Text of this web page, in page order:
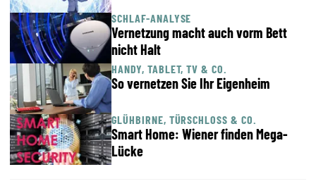
SCHLAF-ANALYSE
Vernetzung macht auch vorm Bett
nicht Halt
HANDY, TABLET, TV & CO.
So vernetzen Sie Ihr Eigenheim
GLÜHBIRNE, TÜRSCHLOSS & CO.
Smart Home: Wiener finden Mega-
Lücke